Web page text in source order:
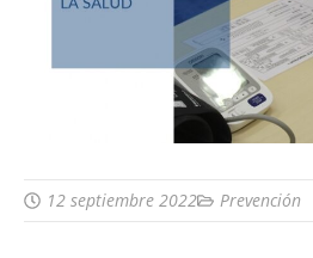
12 septiembre 2022 Prevención